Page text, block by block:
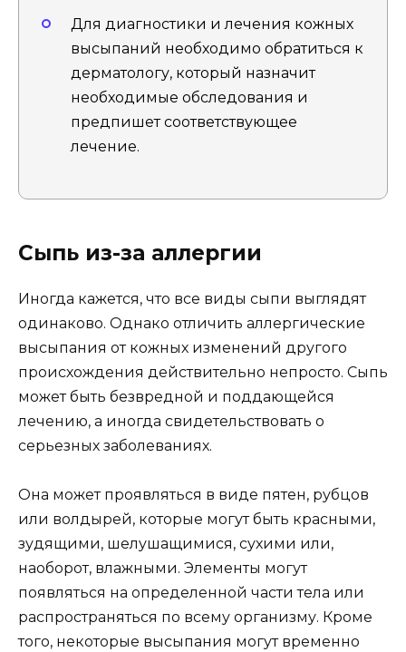
Для диагностики и лечения кожных
высыпаний необходимо обратиться к
дерматологу, который назначит
необходимые обследования и
предпишет соответствующее
лечение.
Сыпь из-за аллергии
Иногда кажется, что все виды сыпи выглядят
одинаково. Однако отличить аллергические
высыпания от кожных изменений другого
происхождения действительно непросто. Сыпь
может быть безвредной и поддающейся
лечению, а иногда свидетельствовать о
серьезных заболеваниях.
Она может проявляться в виде пятен, рубцов
или волдырей, которые могут быть красными,
зудящими, шелушащимися, сухими или,
наоборот, влажными. Элементы могут
появляться на определенной части тела или
распространяться по всему организму. Кроме
того, некоторые высыпания могут временно